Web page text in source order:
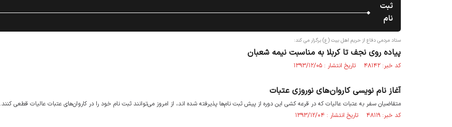
ثبت
نام
ستاد مردمی دفاع از حریم اهل بیت (ع) برگزار می کند:
پیاده روی نجف تا کربلا به مناسبت نیمه شعبان
کد خبر: ۴۸۱۴۲ تاریخ انتشار : ۱۳۹۳/۱۲/۰۵
آغاز نام نویسی کاروان‌های نوروزی عتبات
متقاضیان سفر به عتبات عالیات که در قرعه کشی این دوره از پیش ثبت نام‌ها پذیرفته شده اند، از امروز می‌توانند ثبت نام خود را در کاروان‌های عتبات عالیات قطعی کنند.
کد خبر: ۴۸۱۱۹ تاریخ انتشار : ۱۳۹۳/۱۲/۰۴